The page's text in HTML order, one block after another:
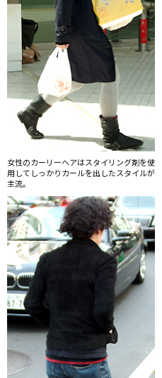
女性のカーリーヘアはスタイリング剤を使
用してしっかりカールを出したスタイルが
主流。